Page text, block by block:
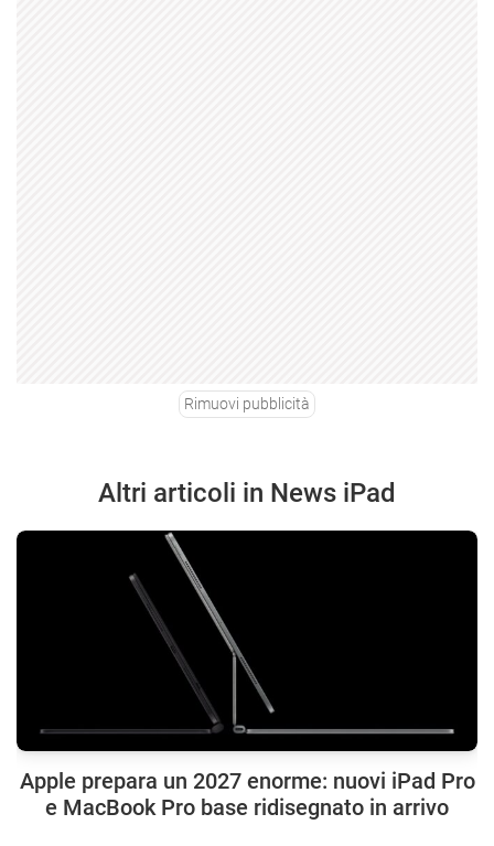
Rimuovi pubblicità
Altri articoli in News iPad
Apple prepara un 2027 enorme: nuovi iPad Pro
e MacBook Pro base ridisegnato in arrivo